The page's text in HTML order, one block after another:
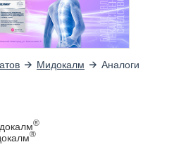
Мидокалм Аналоги
®
®